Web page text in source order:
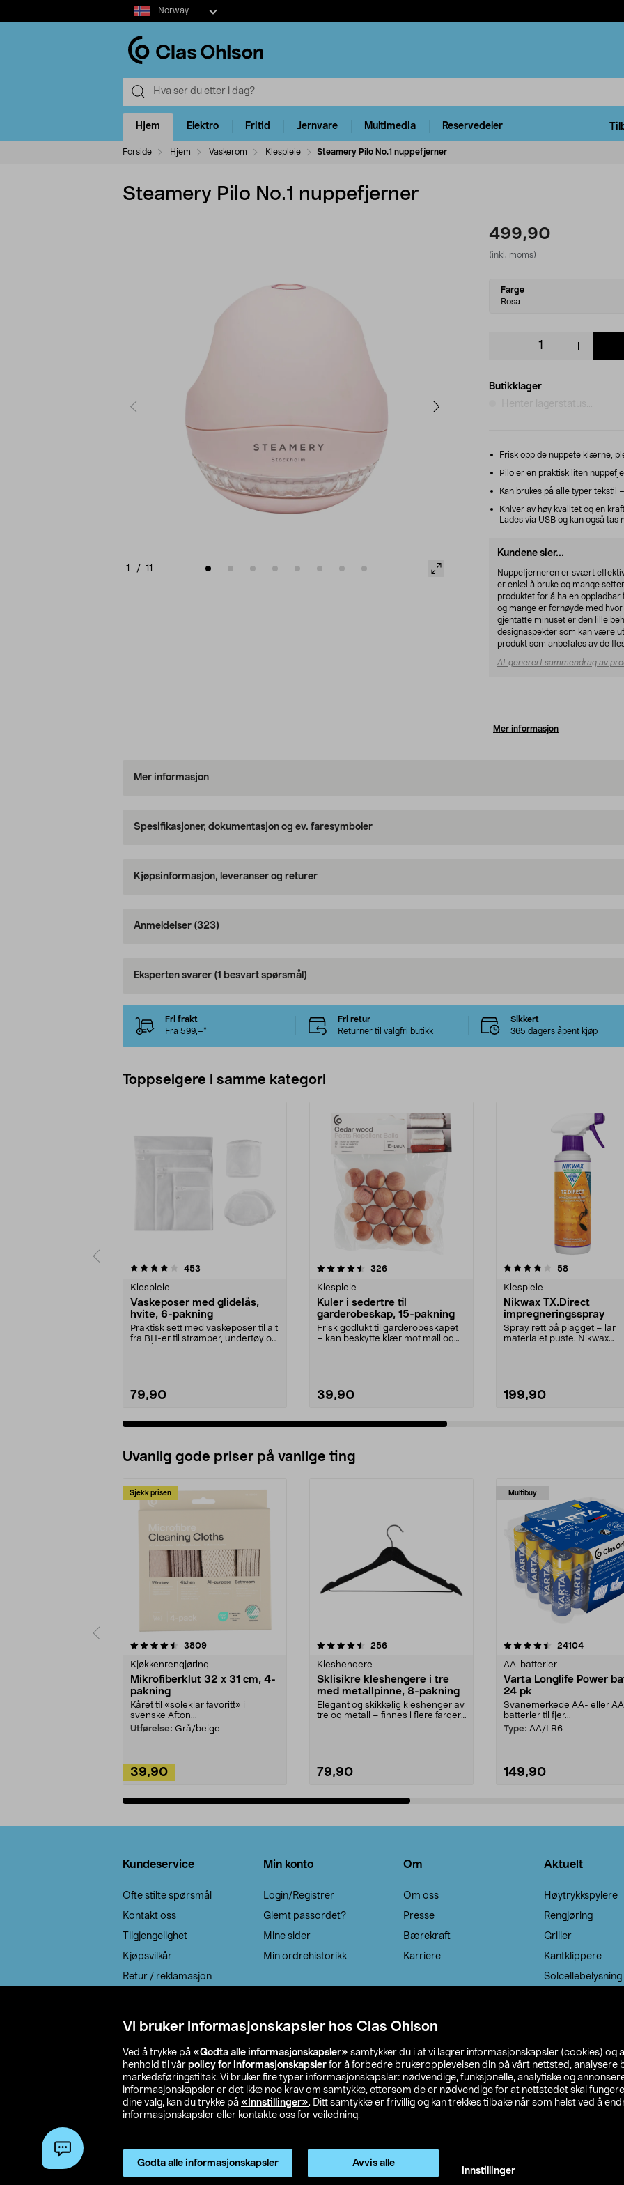
Vi bruker informasjonskapsler hos Clas Ohlson
Ved å trykke på «Godta alle informasjonskapsler» samtykker du i at vi lagrer informasjonskapsler (cookies) og
henhold til vår policy for informasjonskapsler for å forbedre brukeropplevelsen din på vårt nettsted, analysere
markedsføringstiltak. Vi bruker fire typer informasjonskapsler: nødvendige, funksjonelle, analytiske og
informasjonskapsler er det ikke noe krav om samtykke, ettersom de er nødvendige for at nettstedet skal
dine valg, kan du trykke på «Innstillinger». Ditt samtykke er frivillig og kan trekkes tilbake når som helst ved å
informasjonskapsler eller kontakte oss for veiledning.
Godta alle informasjonskapsler Avvis alle
Innstillinger
Select
market
Norway
Hjem Elektro Fritid Jernvare Multimedia Reservedeler
Forside Hjem Vaskerom Klespleie Steamery Pilo No.1 nuppefjerner
Steamery Pilo No.1 nuppefjerner
1 / 11
499,90
(inkl. moms)
Select
variant
Farge
Rosa
Butikklager
Frisk opp de nuppete klærne,
Pilo er en praktisk liten
Kan brukes på alle typer tekstil
Kniver av høy kvalitet og en
Lades via USB og kan også tas
Kundene sier...
Nuppefjerneren er svært
er enkel å bruke og mange
produktet for å ha en
og mange er fornøyde med
gjentatte minuset er den lille
designaspekter som kan være
produkt som anbefales av de
AI-generert sammendrag av
Mer informasjon
Mer informasjon
Spesifikasjoner, dokumentasjon og ev. faresymboler
Kjøpsinformasjon, leveranser og returer
Anmeldelser (323)
Eksperten svarer (1 besvart spørsmål)
Fri frakt
Fra 599,–*
Fri retur
Returner til valgfri butikk
Sikkert
365 dagers åpent kjøp
Toppselgere i samme kategori
453
Klespleie
Vaskeposer med glidelås,
hvite, 6-pakning
Praktisk sett med vaskeposer til alt
fra BH-er til strømper, undertøy og
79,90
4.5 av 5 stjerner 326anmeldelser
Klespleie
Kuler i sedertre til
garderobeskap, 15-pakning
Frisk godlukt til garderobeskapet
– kan beskytte klær mot møll og
39,90
4.0 av 5 stjerner 58anmeldelser
Klespleie
Nikwax TX.Direct
impregneringsspray
Spray rett på plagget – lar
materialet puste. Nikwax
199,90
3.5 av 5 stjerner
Uvanlig gode priser på vanlige ting
Sjekk prisen
3809anmeldelser
Kjøkkenrengjøring
Mikrofiberklut 32 x 31 cm, 4-
pakning
Kåret til «soleklar favoritt» i
svenske Afton...
Utførelse: Grå/beige
39,90
4.5av 5 stjerner 256anmeldelser
Kleshengere
Sklisikre kleshengere i tre
med metallpinne, 8-pakning
Elegant og skikkelig kleshenger av
tre og metall – finnes i flere farger.
79,90
Multibuy
4.5av 5 stjerner 24104
AA-batterier
Varta Longlife Power
24 pk
Svanemerkede AA- eller
batterier til fjer...
Type: AA/LR6
149,90
4.5av 5 stjerner
Kundeservice
Ofte stilte spørsmål
Kontakt oss
Tilgjengelighet
Kjøpsvilkår
Retur / reklamasjon
Min konto
Login/Registrer
Glemt passordet?
Mine sider
Min ordrehistorikk
Om
Om oss
Presse
Bærekraft
Karriere
Aktuelt
Høytrykkspylere
Rengjøring
Griller
Kantklippere
Solcellebelysning